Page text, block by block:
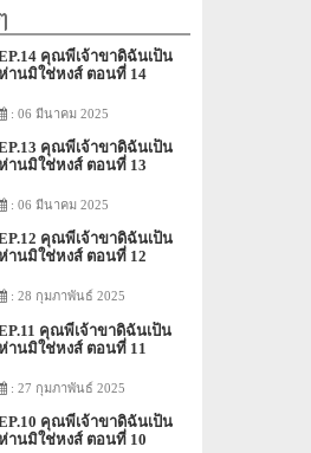
คุณพี่เจ้าขาดิฉันเป็น
านมิใช่หงส์ ตอนที่ 14
: 06 มีนาคม 2025
คุณพี่เจ้าขาดิฉันเป็น
านมิใช่หงส์ ตอนที่ 13
: 06 มีนาคม 2025
คุณพี่เจ้าขาดิฉันเป็น
านมิใช่หงส์ ตอนที่ 12
: 28 กุมภาพันธ์ 2025
คุณพี่เจ้าขาดิฉันเป็น
านมิใช่หงส์ ตอนที่ 11
: 27 กุมภาพันธ์ 2025
คุณพี่เจ้าขาดิฉันเป็น
านมิใช่หงส์ ตอนที่ 10